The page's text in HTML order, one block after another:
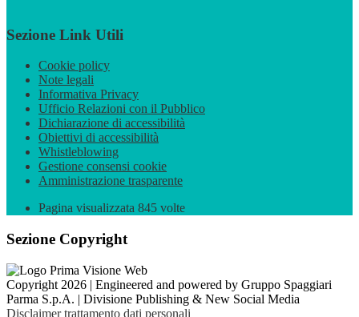
Sezione Link Utili
Cookie policy
Note legali
Informativa Privacy
Ufficio Relazioni con il Pubblico
Dichiarazione di accessibilità
Obiettivi di accessibilità
Whistleblowing
Gestione consensi cookie
Amministrazione trasparente
Pagina visualizzata 845 volte
Sezione Copyright
Copyright 2026 | Engineered and powered by Gruppo Spaggiari
Parma S.p.A. | Divisione Publishing & New Social Media
Disclaimer trattamento dati personali